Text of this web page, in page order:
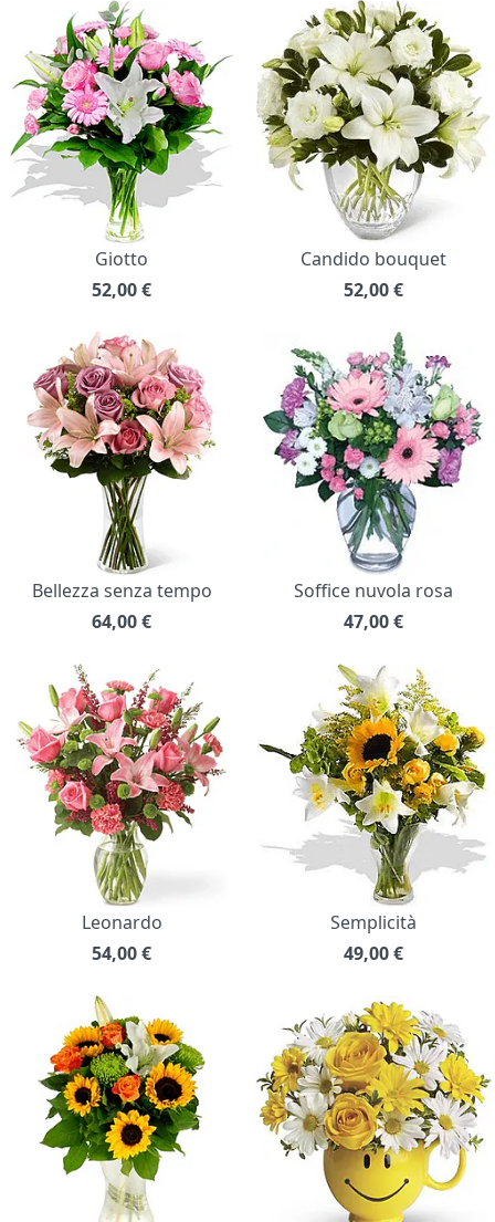
Giotto
52,00€
Candido bouquet
52,00€
Bellezza senza tempo
64,00€
Soffice nuvola rosa
47,00€
Leonardo
54,00€
Semplicità
49,00€